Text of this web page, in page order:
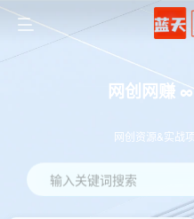
网创网赚
网创资源&实战
输入关键词搜索